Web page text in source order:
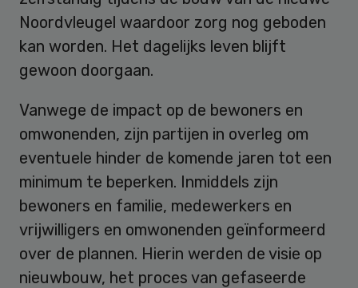
Noordvleugel waardoor zorg nog geboden
kan worden. Het dagelijks leven blijft
gewoon doorgaan.
Vanwege de impact op de bewoners en
omwonenden, zijn partijen in overleg om
eventuele hinder de komende jaren tot een
minimum te beperken. Inmiddels zijn
bewoners en familie, medewerkers en
vrijwilligers en omwonenden geïnformeerd
over de plannen. Hierin werden de visie op
nieuwbouw, het proces van gefaseerde